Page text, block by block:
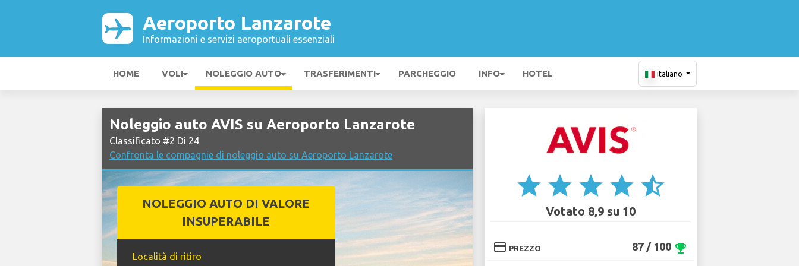
Aeroporto Lanzarote
Informazioni e servizi aeroportuali essenziali
HOME VOLI NOLEGGIO AUTO TRASFERIMENTI PARCHEGGIO INFO HOTEL italiano
Noleggio auto AVIS su Aeroporto Lanzarote
Classificato #2 Di 24
Confronta le compagnie di noleggio auto su Aeroporto Lanzarote
NOLEGGIO AUTO DI VALORE
INSUPERABILE
Località di ritiro
star star star star star_half
Votato 8,9 su 10
credit_card PREZZO 87 / 100 emoji_events